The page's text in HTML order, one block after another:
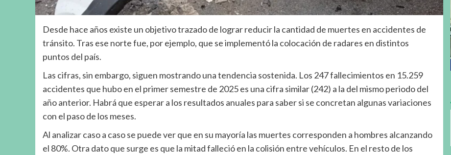
Desde hace años existe un objetivo trazado de lograr reducir la cantidad de muertes en accidentes de
tránsito. Tras ese norte fue, por ejemplo, que se implementó la colocación de radares en distintos
puntos del país.
Las cifras, sin embargo, siguen mostrando una tendencia sostenida. Los 247 fallecimientos en 15.259
accidentes que hubo en el primer semestre de 2025 es una cifra similar (242) a la del mismo periodo del
año anterior. Habrá que esperar a los resultados anuales para saber si se concretan algunas variaciones
con el paso de los meses.
Al analizar caso a caso se puede ver que en su mayoría las muertes corresponden a hombres alcanzando
el 80%. Otra dato que surge es que la mitad falleció en la colisión entre vehículos. En el resto de los